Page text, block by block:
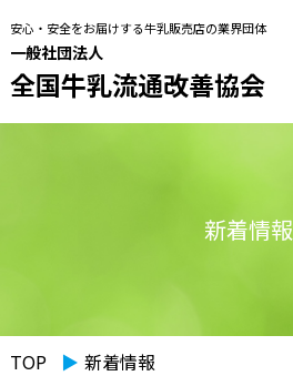
安心・安全をお届けする牛乳販売店の業界団体
一般社団法人
全国牛乳流通改善協会
新着情報
TOP ▶︎ 新着情報